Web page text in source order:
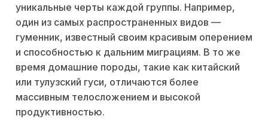
уникальные черты каждой группы. Например,
один из самых распространенных видов —
гуменник, известный своим красивым оперением
и способностью к дальним миграциям. В то же
время домашние породы, такие как китайский
или тулузский гуси, отличаются более
массивным телосложением и высокой
продуктивностью.